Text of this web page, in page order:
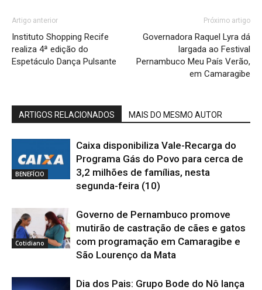
Artigo anterior
Instituto Shopping Recife
realiza 4ª edição do
Espetáculo Dança Pulsante
Próximo artigo
Governadora Raquel Lyra dá
largada ao Festival
Pernambuco Meu País Verão,
em Camaragibe
ARTIGOS RELACIONADOS MAIS DO MESMO AUTOR
BENEFÍCIO
Caixa disponibiliza Vale-Recarga do
Programa Gás do Povo para cerca de
3,2 milhões de famílias, nesta
segunda-feira (10)
Cotidiano
Governo de Pernambuco promove
mutirão de castração de cães e gatos
com programação em Camaragibe e
São Lourenço da Mata
Dia dos Pais: Grupo Bode do Nô lança